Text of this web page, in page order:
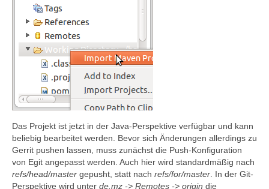
Das Projekt ist jetzt in der Java-Perspektive verfügbar und kann
beliebig bearbeitet werden. Bevor sich Änderungen allerdings zu
Gerrit pushen lassen, muss zunächst die Push-Konfiguration
von Egit angepasst werden. Auch hier wird standardmäßig nach
refs/head/master gepusht, statt nach refs/for/master. In der Git-
Perspektive wird unter de.mz -> Remotes -> origin die